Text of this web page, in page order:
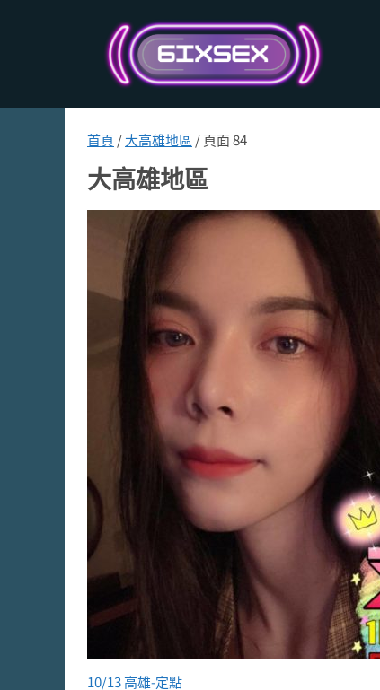
容
首頁 /大高雄地區 / 頁面 84
大高雄地區
10/13 高雄-定點